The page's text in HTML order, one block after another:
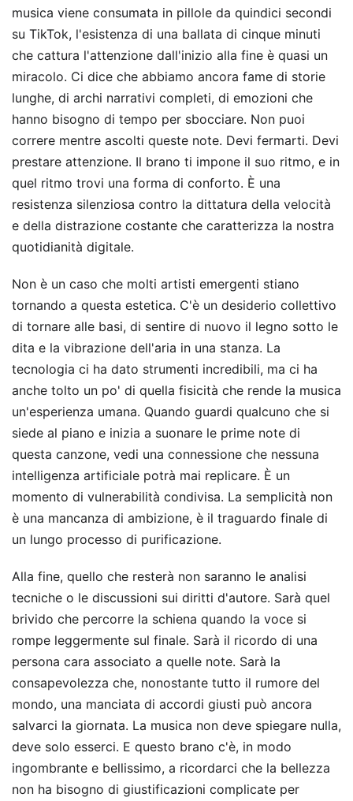
musica viene consumata in pillole da quindici secondi
su TikTok, l'esistenza di una ballata di cinque minuti
che cattura l'attenzione dall'inizio alla fine è quasi un
miracolo. Ci dice che abbiamo ancora fame di storie
lunghe, di archi narrativi completi, di emozioni che
hanno bisogno di tempo per sbocciare. Non puoi
correre mentre ascolti queste note. Devi fermarti. Devi
prestare attenzione. Il brano ti impone il suo ritmo, e in
quel ritmo trovi una forma di conforto. È una
resistenza silenziosa contro la dittatura della velocità
e della distrazione costante che caratterizza la nostra
quotidianità digitale.
Non è un caso che molti artisti emergenti stiano
tornando a questa estetica. C'è un desiderio collettivo
di tornare alle basi, di sentire di nuovo il legno sotto le
dita e la vibrazione dell'aria in una stanza. La
tecnologia ci ha dato strumenti incredibili, ma ci ha
anche tolto un po' di quella fisicità che rende la musica
un'esperienza umana. Quando guardi qualcuno che si
siede al piano e inizia a suonare le prime note di
questa canzone, vedi una connessione che nessuna
intelligenza artificiale potrà mai replicare. È un
momento di vulnerabilità condivisa. La semplicità non
è una mancanza di ambizione, è il traguardo finale di
un lungo processo di purificazione.
Alla fine, quello che resterà non saranno le analisi
tecniche o le discussioni sui diritti d'autore. Sarà quel
brivido che percorre la schiena quando la voce si
rompe leggermente sul finale. Sarà il ricordo di una
persona cara associato a quelle note. Sarà la
consapevolezza che, nonostante tutto il rumore del
mondo, una manciata di accordi giusti può ancora
salvarci la giornata. La musica non deve spiegare nulla,
deve solo esserci. E questo brano c'è, in modo
ingombrante e bellissimo, a ricordarci che la bellezza
non ha bisogno di giustificazioni complicate per